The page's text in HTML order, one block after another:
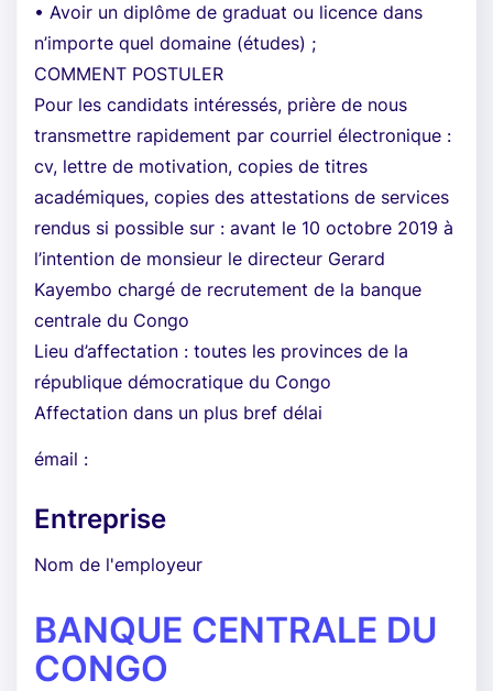
• Avoir un diplôme de graduat ou licence dans
n’importe quel domaine (études) ;
COMMENT POSTULER
Pour les candidats intéressés, prière de nous
transmettre rapidement par courriel électronique :
cv, lettre de motivation, copies de titres
académiques, copies des attestations de services
rendus si possible sur : avant le 10 octobre 2019 à
l’intention de monsieur le directeur Gerard
Kayembo chargé de recrutement de la banque
centrale du Congo
Lieu d’affectation : toutes les provinces de la
république démocratique du Congo
Affectation dans un plus bref délai
émail :
Entreprise
Nom de l'employeur
BANQUE CENTRALE DU
CONGO